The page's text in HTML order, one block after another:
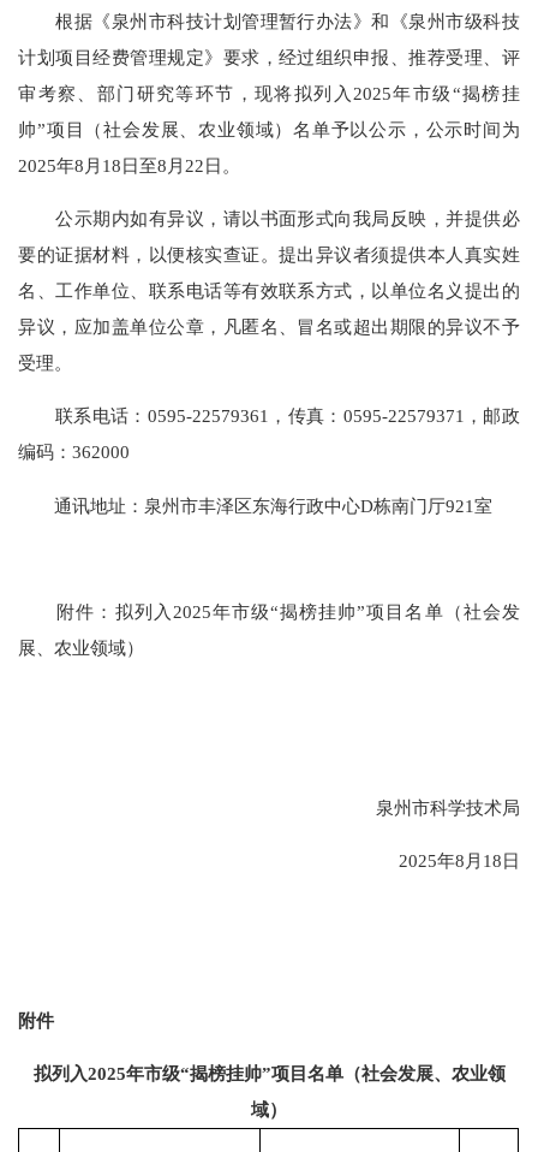
根据《泉州市科技计划管理暂行办法》和《泉州市级科技
计划项目经费管理规定》要求，经过组织申报、推荐受理、评
审考察、部门研究等环节，现将拟列入2025年市级“揭榜挂
帅”项目（社会发展、农业领域）名单予以公示，公示时间为
2025年8月18日至8月22日。
公示期内如有异议，请以书面形式向我局反映，并提供必
要的证据材料，以便核实查证。提出异议者须提供本人真实姓
名、工作单位、联系电话等有效联系方式，以单位名义提出的
异议，应加盖单位公章，凡匿名、冒名或超出期限的异议不予
受理。
联系电话：0595-22579361，传真：0595-22579371，邮政
编码：362000
通讯地址：泉州市丰泽区东海行政中心D栋南门厅921室
附件：拟列入2025年市级“揭榜挂帅”项目名单（社会发
展、农业领域）
泉州市科学技术局
2025年8月18日
附件
拟列入2025年市级“揭榜挂帅”项目名单（社会发展、农业领
域）